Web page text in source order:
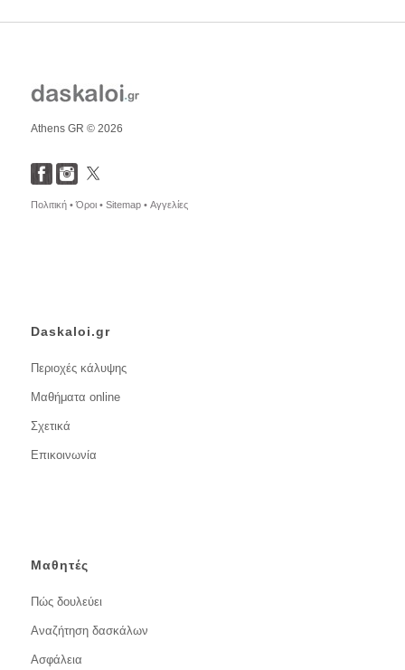
Athens GR © 2026
Πολιτική •Όροι • Sitemap • Αγγελίες
Daskaloi.gr
Περιοχές κάλυψης
Μαθήματα online
Σχετικά
Επικοινωνία
Μαθητές
Πώς δουλεύει
Αναζήτηση δασκάλων
Ασφάλεια